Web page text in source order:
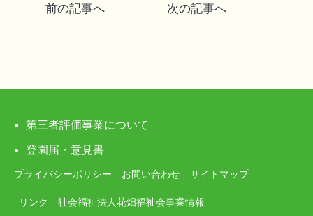
ビ
ゲ
ー
シ
ョ
前の記事へ 次の記事へ
第三者評価事業について
登園届・意見書
プライバシーポリシー お問い合わせ サイトマップ
リンク 社会福祉法人花畑福祉会事業情報